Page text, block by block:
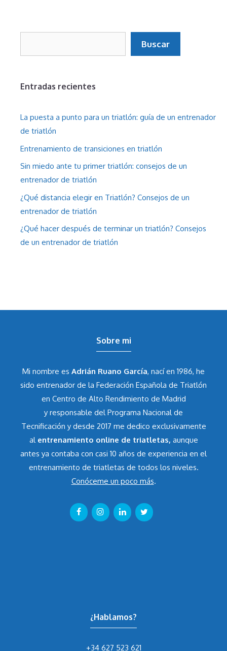
Buscar
Entradas recientes
La puesta a punto para un triatlón: guía de un entrenador
de triatlón
Entrenamiento de transiciones en triatlón
Sin miedo ante tu primer triatlón: consejos de un
entrenador de triatlón
¿Qué distancia elegir en Triatlón? Consejos de un
entrenador de triatlón
¿Qué hacer después de terminar un triatlón? Consejos
de un entrenador de triatlón
Sobre mi
Mi nombre es Adrián Ruano García, nací en 1986, he
sido entrenador de la Federación Española de Triatlón
en Centro de Alto Rendimiento de Madrid
y responsable del Programa Nacional de
Tecnificación y desde 2017 me dedico exclusivamente
al entrenamiento online de triatletas, aunque
antes ya contaba con casi 10 años de experiencia en el
entrenamiento de triatletas de todos los niveles.
Conóceme un poco más.
¿Hablamos?
+34 627 523 621